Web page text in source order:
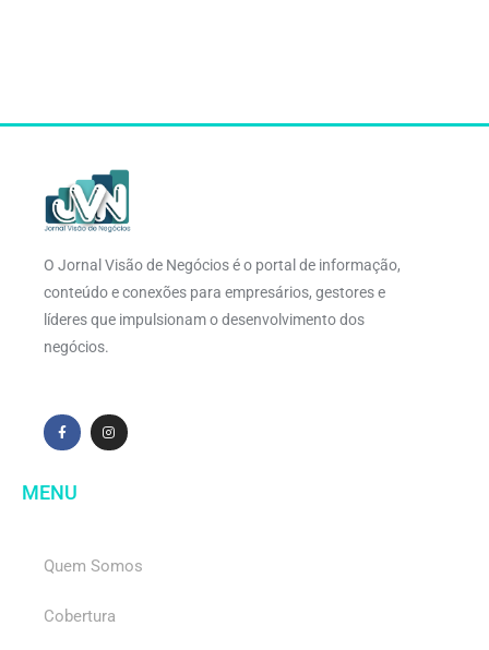
O Jornal Visão de Negócios é o portal de informação,
conteúdo e conexões para empresários, gestores e
líderes que impulsionam o desenvolvimento dos
negócios.
MENU
Quem Somos
Cobertura